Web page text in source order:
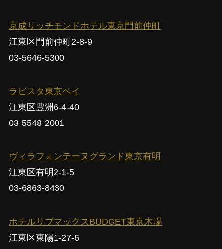
京成リッチモンドホテル東京門前仲町
江東区門前仲町2-8-9
03-5646-5300
ラビスタ東京ベイ
江東区豊洲6-4-40
03-5548-2001
ヴィラフォンテーヌグランド東京有明
江東区有明2-1-5
03-6863-8430
ホテルリブマックスBUDGET東京木場
江東区東陽1-27-6